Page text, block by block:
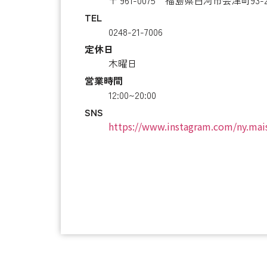
TEL
0248-21-7006
定休日
木曜日
営業時間
12:00~20:00
SNS
https://www.instagram.com/